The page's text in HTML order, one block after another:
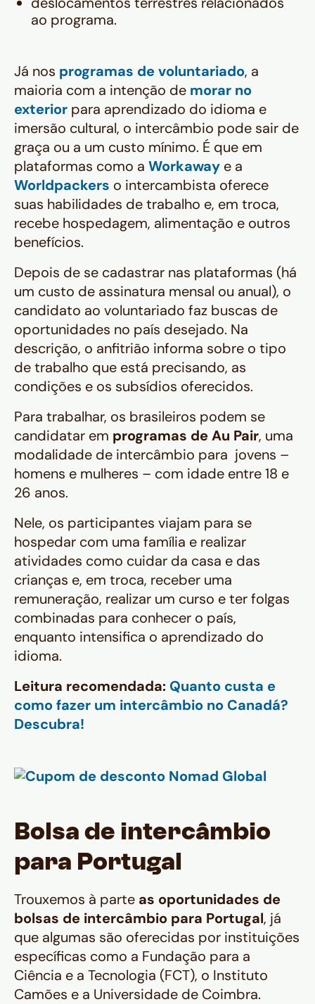
ao programa.
Já nos programas de voluntariado, a
maioria com a intenção de morar no
exterior para aprendizado do idioma e
imersão cultural, o intercâmbio pode sair de
graça ou a um custo mínimo. É que em
plataformas como a Workaway e a
Worldpackers o intercambista oferece
suas habilidades de trabalho e, em troca,
recebe hospedagem, alimentação e outros
benefícios.
Depois de se cadastrar nas plataformas (há
um custo de assinatura mensal ou anual), o
candidato ao voluntariado faz buscas de
oportunidades no país desejado. Na
descrição, o anfitrião informa sobre o tipo
de trabalho que está precisando, as
condições e os subsídios oferecidos.
Para trabalhar, os brasileiros podem se
candidatar em programas de Au Pair, uma
modalidade de intercâmbio para jovens –
homens e mulheres – com idade entre 18 e
26 anos.
Nele, os participantes viajam para se
hospedar com uma família e realizar
atividades como cuidar da casa e das
crianças e, em troca, receber uma
remuneração, realizar um curso e ter folgas
combinadas para conhecer o país,
enquanto intensifica o aprendizado do
idioma.
Leitura recomendada: Quanto custa e
como fazer um intercâmbio no Canadá?
Descubra!
Bolsa de intercâmbio
para Portugal
Trouxemos à parte as oportunidades de
bolsas de intercâmbio para Portugal, já
que algumas são oferecidas por instituições
específicas como a Fundação para a
Ciência e a Tecnologia (FCT), o Instituto
Camões e a Universidade de Coimbra.